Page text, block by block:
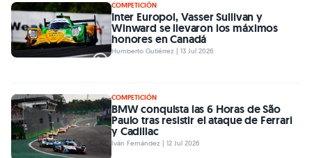
COMPETICIÓN
Inter Europol, Vasser Sullivan y
Winward se llevaron los máximos
honores en Canadá
Humberto Gutiérrez | 13 Jul 2026
COMPETICIÓN
BMW conquista las 6 Horas de São
Paulo tras resistir el ataque de Ferrari
y Cadillac
Iván Fernández | 12 Jul 2026